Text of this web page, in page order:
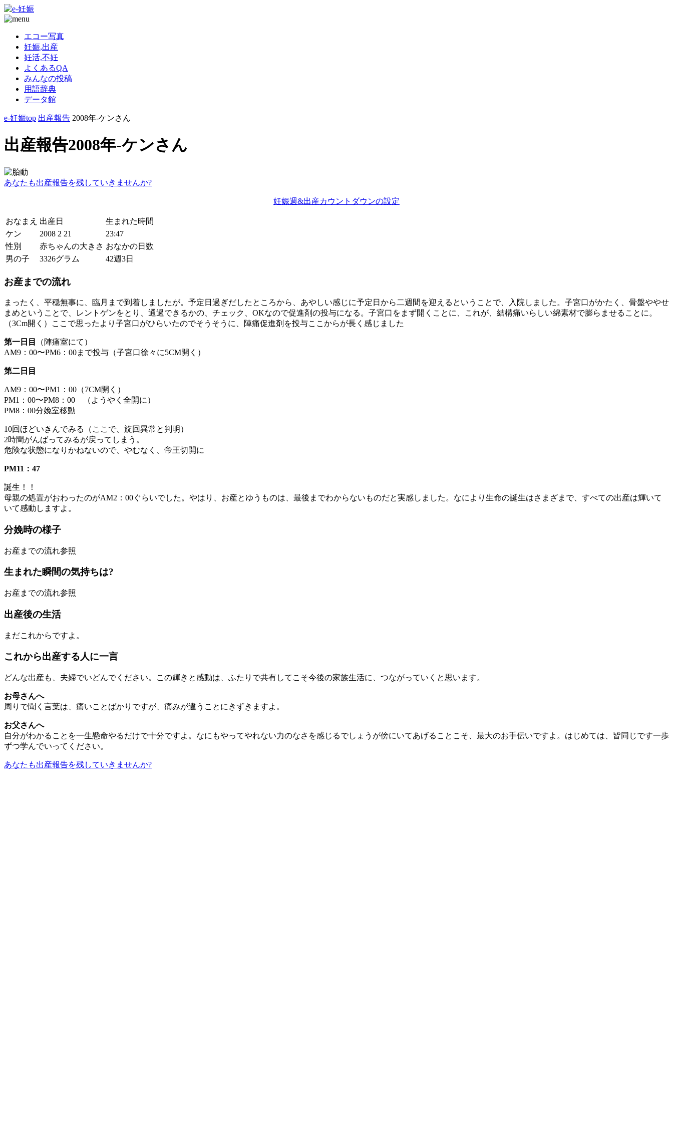
エコー写真
妊娠,出産
妊活,不妊
よくあるQA
みんなの投稿
用語辞典
データ館
e-妊娠top 出産報告 2008年-ケンさん
出産報告2008年-ケンさん
あなたも出産報告を残していきませんか?
妊娠週&出産カウントダウンの設定
おなまえ 出産日
生まれた時間
ケン
2008 2 21
23:47
性別
赤ちゃんの大きさ おなかの日数
男の子
3326グラム 42週3日
お産までの流れ
まったく、平穏無事に、臨月まで到着しましたが。予定日過ぎだしたところから、あやしい感じに予定日から二週間を迎えるということで、入院しました。子宮口がかたく、骨盤ややせ
まめということで、レントゲンをとり、通過できるかの、チェック、OKなので促進剤の投与になる。子宮口をまず開くことに、これが、結構痛いらしい綿素材で膨らませることに。
（3Cm開く）ここで思ったより子宮口がひらいたのでそうそうに、陣痛促進剤を投与ここからが長く感じました
第一日目
（陣痛室にて）
AM9：00〜PM6：00まで投与（子宮口徐々に5CM開く）
第二日目
AM9：00〜PM1：00（7CM開く）
PM1：00〜PM8：00 （ようやく全開に）
PM8：00分娩室移動
10回ほどいきんでみる（ここで、旋回異常と判明）
2時間がんばってみるが戻ってしまう。
危険な状態になりかねないので、やむなく、帝王切開に
PM11：47
誕生！！
母親の処置がおわったのがAM2：00ぐらいでした。やはり、お産とゆうものは、最後までわからないものだと実感しました。なにより生命の誕生はさまざまで、すべての出産は輝いて
いて感動しますよ。
分娩時の様子
お産までの流れ参照
生まれた瞬間の気持ちは?
お産までの流れ参照
出産後の生活
まだこれからですよ。
これから出産する人に一言
どんな出産も、夫婦でいどんでください。この輝きと感動は、ふたりで共有してこそ今後の家族生活に、つながっていくと思います。
お母さんへ
周りで聞く言葉は、痛いことばかりですが、痛みが違うことにきずきますよ。
お父さんへ
自分がわかることを一生懸命やるだけで十分ですよ。なにもやってやれない力のなさを感じるでしょうが傍にいてあげることこそ、最大のお手伝いですよ。はじめては、皆同じです一歩
ずつ学んでいってください。
あなたも出産報告を残していきませんか?